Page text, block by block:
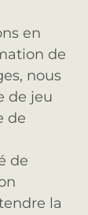
en
de
nous
de jeu
de
de
la